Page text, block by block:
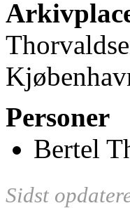
Personer
Bertel
Sidst